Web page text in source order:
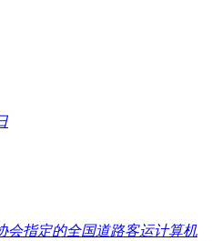
会指定的全国道路客运计算机